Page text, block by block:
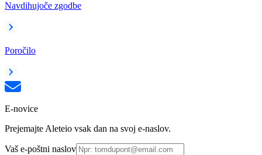
Navdihujoče zgodbe
Poročilo
E-novice
Prejemajte Aleteio vsak dan na svoj e-naslov.
Vaš e-poštni naslov